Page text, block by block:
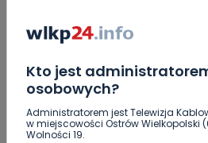
Kto jest
osobowych?
Administratorem jest Telewizja
w miejscowości Ostrów Wielkopolski
Wolności 19.